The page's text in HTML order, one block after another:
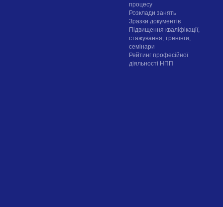
процесу
Розклади занять
Зразки документів
Підвищення кваліфікації,
стажування, тренінги,
семінари
Рейтинг професійної
діяльності НПП